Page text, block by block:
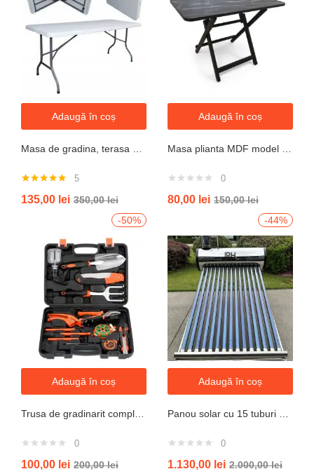
Adaugă în coș
5.00din 5
5
135,00 lei 350,00lei
Adaugă în coș
0
80,00 lei 150,00lei
-50%
Adaugă în coș
0
100,00 lei 200,00lei
-44%
Adaugă în coș
0
1.130,00 lei 2.000,00lei